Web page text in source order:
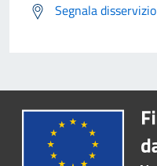
Segnala disservizio